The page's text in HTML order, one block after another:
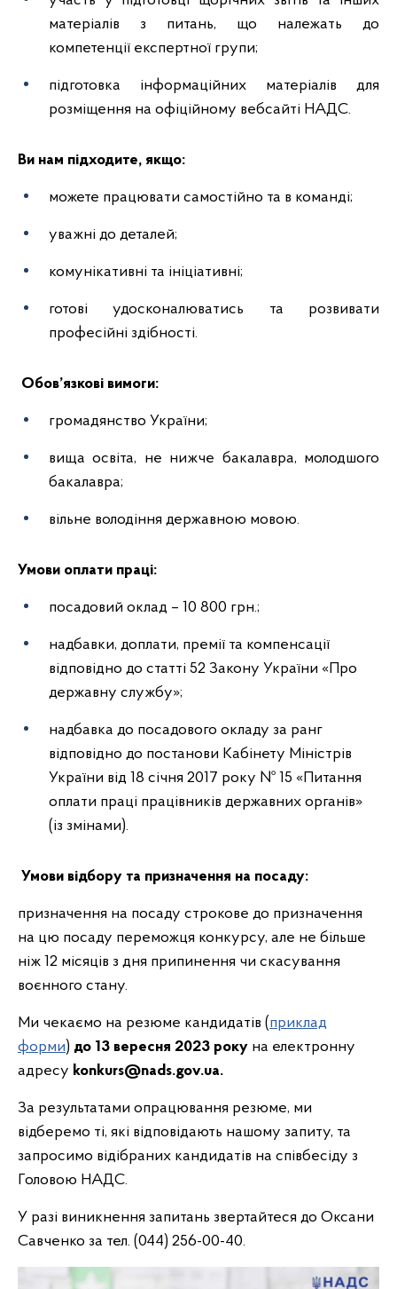
матеріалів з питань, що належать до
компетенції експертної групи;
підготовка інформаційних матеріалів для
розміщення на офіційному вебсайті НАДС.
Ви нам підходите, якщо:
можете працювати самостійно та в команді;
уважні до деталей;
комунікативні та ініціативні;
готові удосконалюватись та розвивати
професійні здібності.
Обов’язкові вимоги:
громадянство України;
вища освіта, не нижче бакалавра, молодшого
бакалавра;
вільне володіння державною мовою.
Умови оплати праці:
посадовий оклад – 10 800 грн.;
надбавки, доплати, премії та компенсації
відповідно до статті 52 Закону України «Про
державну службу»;
надбавка до посадового окладу за ранг
відповідно до постанови Кабінету Міністрів
України від 18 січня 2017 року № 15 «Питання
оплати праці працівників державних органів»
(із змінами).
Умови відбору та призначення на посаду:
призначення на посаду строкове до призначення
на цю посаду переможця конкурсу, але не більше
ніж 12 місяців з дня припинення чи скасування
воєнного стану.
Ми чекаємо на резюме кандидатів (приклад
форми) до 13 вересня 2023 року на електронну
адресу konkurs@nads.gov.ua.
За результатами опрацювання резюме, ми
відберемо ті, які відповідають нашому запиту, та
запросимо відібраних кандидатів на співбесіду з
Головою НАДС.
У разі виникнення запитань звертайтеся до Оксани
Савченко за тел. (044) 256-00-40.